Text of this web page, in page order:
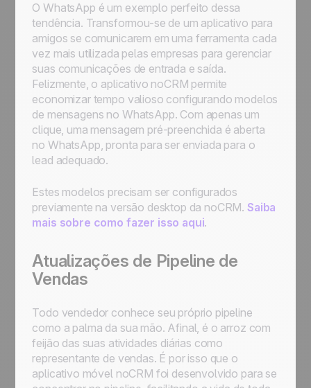
O WhatsApp é um exemplo perfeito dessa
tendência. Transformou-se de um aplicativo para
amigos se comunicarem em uma ferramenta cada
vez mais utilizada pelas empresas para gerenciar
suas comunicações de entrada e saída.
Felizmente, o aplicativo noCRM permite
economizar tempo valioso configurando modelos
de mensagens no WhatsApp. Com apenas um
clique, uma mensagem pré-preenchida é aberta
no WhatsApp, pronta para ser enviada para o
lead adequado.
Estes modelos precisam ser configurados
previamente na versão desktop da noCRM. Saiba
mais sobre como fazer isso aqui.
Atualizações de Pipeline de
Vendas
Todo vendedor conhece seu próprio pipeline
como a palma da sua mão. Afinal, é o arroz com
feijão das suas atividades diárias como
representante de vendas. É por isso que o
aplicativo móvel noCRM foi desenvolvido para se